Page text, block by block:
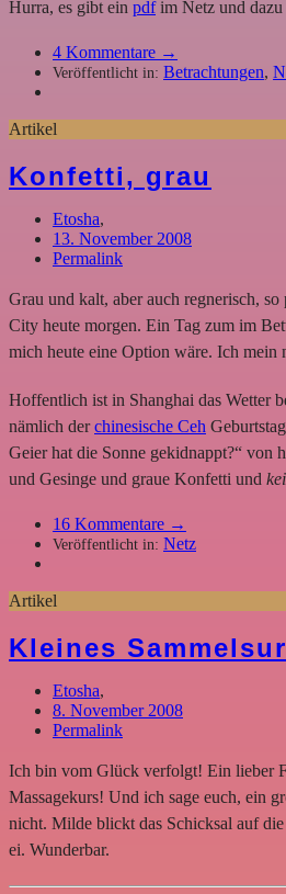
Hurra, es gibt ein pdfim Netz und dazu
4 Kommentare →
Veröffentlicht in: Betrachtungen,
Artikel
Konfetti, grau
Etosha,
13. November 2008
Permalink
Grau und kalt, aber auch regnerisch,
City heute morgen. Ein Tag zum im
mich heute eine Option wäre. Ich mein
Hoffentlich ist in Shanghai das Wetter
nämlich derchinesische Ceh
Geier hat die Sonne gekidnappt?“ von
und Gesinge und graue Konfetti und
16 Kommentare →
Veröffentlicht in: Netz
Artikel
Kleines
Etosha,
8. November 2008
Permalink
Ich bin vom Glück verfolgt! Ein lieber
Massagekurs! Und ich sage euch, ein
nicht. Milde blickt das Schicksal auf
ei. Wunderbar.